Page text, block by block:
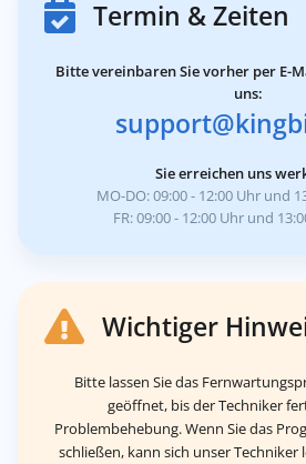
Termin & Zeiten
Bitte vereinbaren Sie vorher per E-
uns:
Sie erreichen uns
MO-DO: 09:00 - 12:00 Uhr und
FR: 09:00 - 12:00 Uhr und
Wichtiger
Bitte lassen Sie das
geöffnet, bis der Techniker
Problembehebung. Wenn Sie das
schließen, kann sich unser